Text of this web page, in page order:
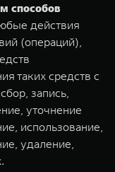
способов
действия
(операций),
таких средств с
запись,
уточнение
использование,
удаление,